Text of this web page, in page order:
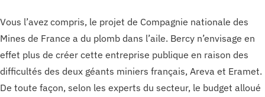
Vous l’avez compris, le projet de Compagnie nationale des
Mines de France a du plomb dans l’aile. Bercy n’envisage en
effet plus de créer cette entreprise publique en raison des
difficultés des deux géants miniers français, Areva et Eramet.
De toute façon, selon les experts du secteur, le budget alloué